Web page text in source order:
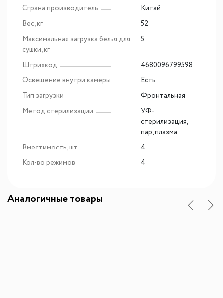
Страна производитель
Китай
Вес, кг
52
Максимальная загрузка белья для
сушки, кг
5
Штрихкод
4680096799598
Освещение внутри камеры
Есть
Тип загрузки
Фронтальная
Метод стерилизации
УФ-
стерилизация,
пар, плазма
Вместимость, шт
4
Кол-во режимов
4
Аналогичные товары